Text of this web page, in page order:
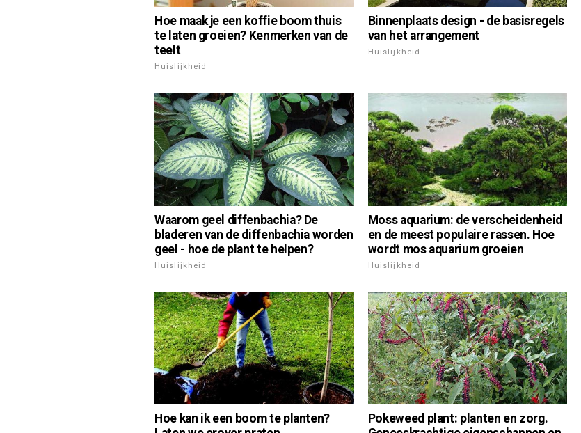
Hoe maak je een koffie boom thuis
te laten groeien? Kenmerken van de
teelt
Huislijkheid
Binnenplaats design - de basisregels
van het arrangement
Huislijkheid
Waarom geel diffenbachia? De
bladeren van de diffenbachia worden
geel - hoe de plant te helpen?
Huislijkheid
Moss aquarium: de verscheidenheid
en de meest populaire rassen. Hoe
wordt mos aquarium groeien
Huislijkheid
Hoe kan ik een boom te planten?
Pokeweed plant: planten en zorg.